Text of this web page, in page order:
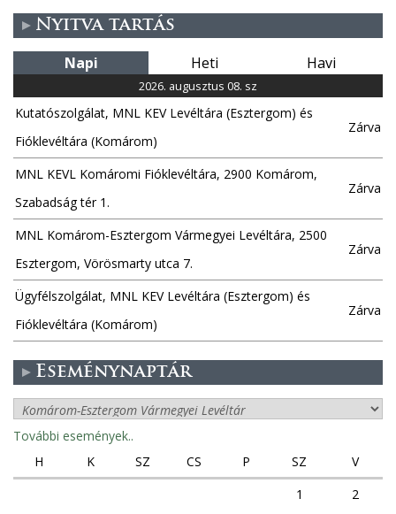
Nyitva tartás
Napi Heti Havi
2026. augusztus 08. sz
Kutatószolgálat, MNL KEV Levéltára (Esztergom) és
Fióklevéltára (Komárom)
Zárva
MNL KEVL Komáromi Fióklevéltára, 2900 Komárom,
Szabadság tér 1.
Zárva
MNL Komárom-Esztergom Vármegyei Levéltára, 2500
Esztergom, Vörösmarty utca 7.
Zárva
Ügyfélszolgálat, MNL KEV Levéltára (Esztergom) és
Fióklevéltára (Komárom)
Zárva
Eseménynaptár
További események..
H
K SZ CS P SZ
V
1
2